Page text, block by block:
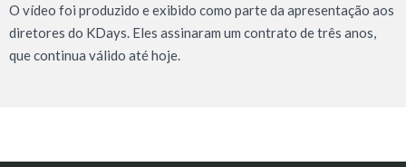
O vídeo foi produzido e exibido como parte da apresentação aos
diretores do KDays. Eles assinaram um contrato de três anos,
que continua válido até hoje.